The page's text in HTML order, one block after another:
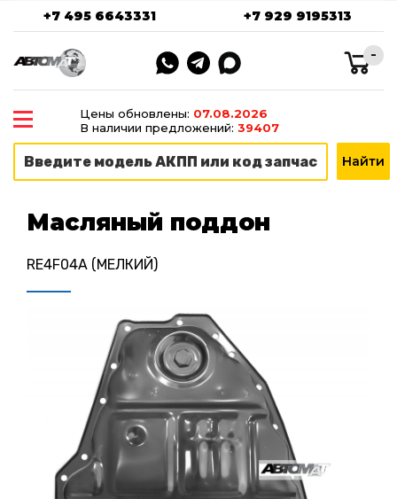
+7 495 6643331 +7 929 9195313
-
Цены обновлены: 07.08.2026
В наличии предложений: 39407
Масляный поддон
RE4F04A (МЕЛКИЙ)